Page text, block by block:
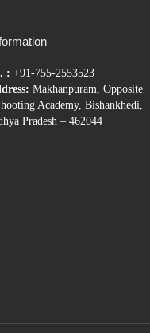
: +91-755-2553523
Makhanpuram, Opposite
Academy, Bishankhedi,
Pradesh – 462044